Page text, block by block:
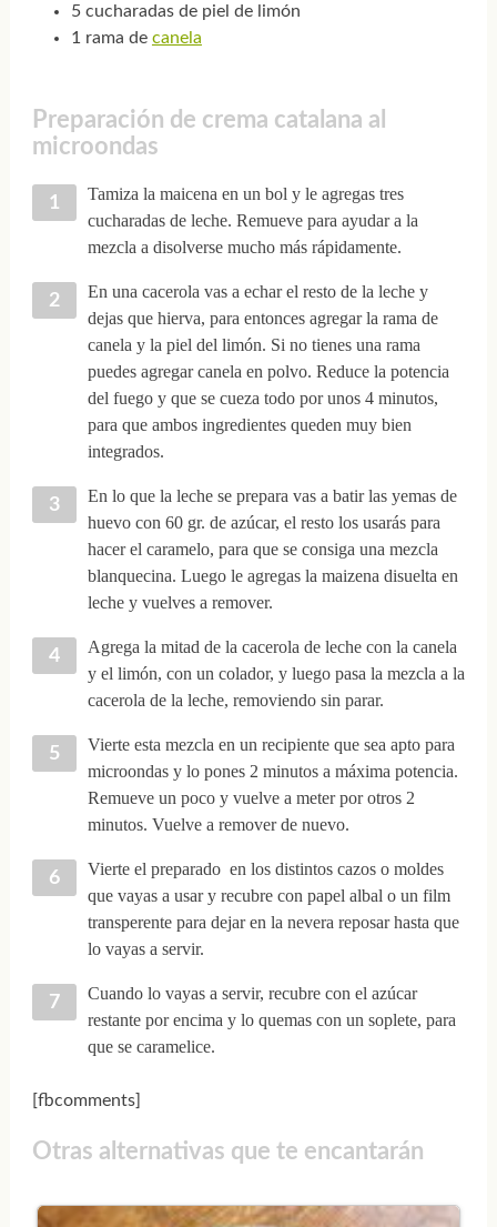
5 cucharadas de piel de limón
1 rama de canela
Preparación de crema catalana al
microondas
Tamiza la maicena en un bol y le agregas tres
cucharadas de leche. Remueve para ayudar a la
mezcla a disolverse mucho más rápidamente.
En una cacerola vas a echar el resto de la leche y
dejas que hierva, para entonces agregar la rama de
canela y la piel del limón. Si no tienes una rama
puedes agregar canela en polvo. Reduce la potencia
del fuego y que se cueza todo por unos 4 minutos,
para que ambos ingredientes queden muy bien
integrados.
En lo que la leche se prepara vas a batir las yemas de
huevo con 60 gr. de azúcar, el resto los usarás para
hacer el caramelo, para que se consiga una mezcla
blanquecina. Luego le agregas la maizena disuelta en
leche y vuelves a remover.
Agrega la mitad de la cacerola de leche con la canela
y el limón, con un colador, y luego pasa la mezcla a la
cacerola de la leche, removiendo sin parar.
Vierte esta mezcla en un recipiente que sea apto para
microondas y lo pones 2 minutos a máxima potencia.
Remueve un poco y vuelve a meter por otros 2
minutos. Vuelve a remover de nuevo.
Vierte el preparado en los distintos cazos o moldes
que vayas a usar y recubre con papel albal o un film
transperente para dejar en la nevera reposar hasta que
lo vayas a servir.
Cuando lo vayas a servir, recubre con el azúcar
restante por encima y lo quemas con un soplete, para
que se caramelice.
[fbcomments]
Otras alternativas que te encantarán